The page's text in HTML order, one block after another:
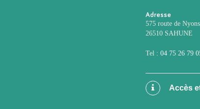
Adresse
575 route de Nyons
26510 SAHUNE
Tel : 04 75 26 79
Accès